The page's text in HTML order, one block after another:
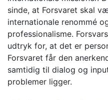
sinde, at Forsvaret skal
internationale renommé
professionalisme.
udtryk for, at det er
Forsvaret får den
samtidig til dialog og
problemer ligger.